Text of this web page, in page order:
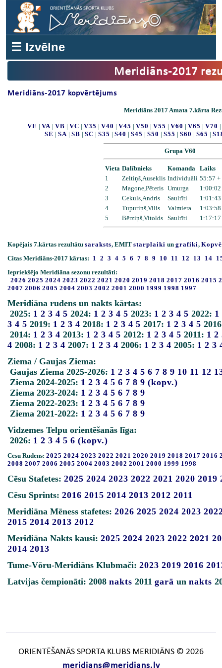
☰ Izvēlne
Meridiāns-2017
Meridiāns-2017 kopvērtējums
Meridiāns 2017 Amata 7.kārta
VE | VA | VB | VC | V35 | V40 | V45 | V50 | V55 | V60 | V65 | V70 |
SE | SA| SB | SC | S35 | S40 | S45 | S50 | S55 | S60 | S65 |
Grupa V60
Vieta Dalībnieks Komanda
Laiks
1
Zeltiņš,Auseklis Individuāli 55:57 +
2
Magone,Pēteris Umurga
3
Cekuls,Andris Saulrīti
4
Tupuriņš,Vilis Valmiera
5
Bērziņš,Vitolds Saulrīti
Kopējais 7.kārtas rezultātu saraksts, EMIT starplaiki un grafiki,
Citas Meridiāns-2017 kārtas: 1 2 3 4 5 6 7 8 9 10 11 12 13 14
Iepriekšējo Meridiāna sezonu rezultāti:
2026 2025 2024 2023 2022 2021 2020 2019 2018 2017 2016 2015
2007 2006 2005 2004 2003 2002 2001 2000 1999 1998 1997
Meridiāna rudens un nakts kārtas:
2025: 1 2 3 4 5 2024: 1 2 3 4 5 2023: 1 2 3 4 5 2022: 1
3 4 5 2019: 1 2 3 4 2018: 1 2 3 4 5 2017: 1 2 3 4 5
2014: 1 2 3 4 2013: 1 2 3 4 5 2012: 1 2 3 4 5 2011: 1 2
4 2008: 1 2 3 4 2007: 1 2 3 4 2006: 1 2 3 4 2005: 1 2 3
Ziema / Gaujas Ziema:
Gaujas Ziema 2025-2026: 1 2 3 4 5 6 7 8 9 10 11 12
Ziema 2024-2025: 1 2 3 4 5 6 7 8 9 (kopv.)
Ziema 2023-2024: 1 2 3 4 5 6 7 8 9
Ziema 2022-2023: 1 2 3 4 5 6 7 8 9
Ziema 2021-2022: 1 2 3 4 5 6 7 8 9
Vidzemes Telpu orientēšanās līga:
2026: 1 2 3 4 5 6 (kopv.)
Cēsu Rudens: 2025 2024 2023 2022 2021 2020 2019 2018 2017 2016
2008 2007 2006 2005 2004 2003 2002 2001 2000 1999 1998
Cēsu Stafetes: 2025 2024 2023 2022 2021 2020 2019
Cēsu Sprints: 2016 2015 2014 2013 2012 2011
Meridiāna Mēness stafetes: 2026 2025 2024 2023
2015 2014 2013 2012
Meridiāna Nakts kausi: 2025 2024 2023 2022 2021
2014 2013
Tume-Vōru-Meridiāns Klubmači: 2023 2019 2016
Latvijas čempionāti: 2008 nakts 2011 garā un nakts
ORIENTĒŠANĀS SPORTA KLUBS MERIDIĀNS © 2026
meridians@meridians.lv